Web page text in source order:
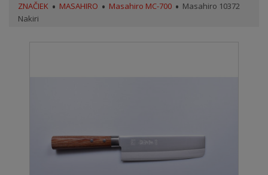
ZNAČIEK
MASAHIRO Masahiro MC-700
Masahiro 10372
Nakiri